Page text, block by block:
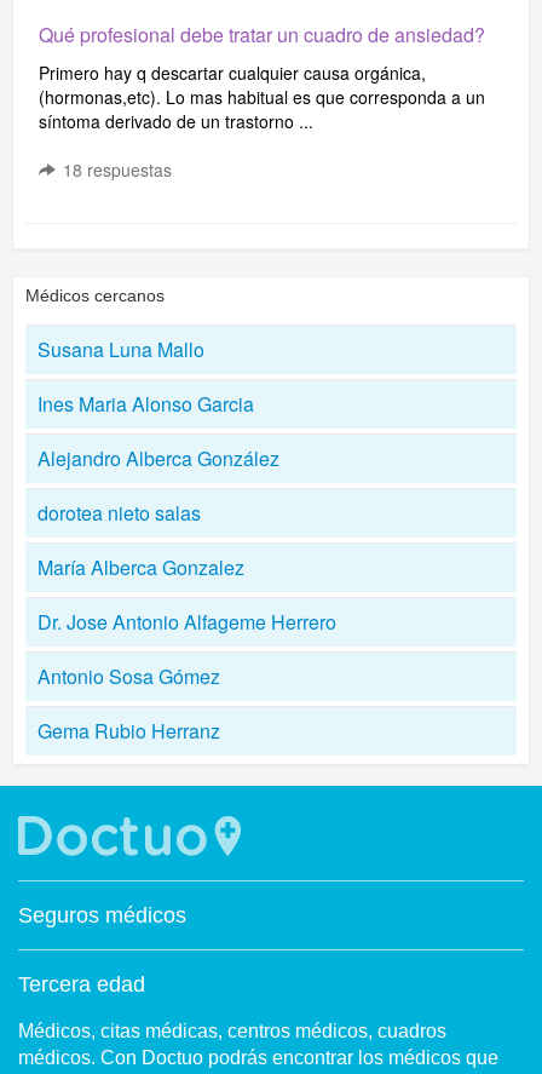
Qué profesional debe tratar un cuadro de ansiedad?
Primero hay q descartar cualquier causa orgánica,
(hormonas,etc). Lo mas habitual es que corresponda a un
síntoma derivado de un trastorno ...
18 respuestas
Médicos cercanos
Susana Luna Mallo
Ines Maria Alonso Garcia
Alejandro Alberca González
dorotea nieto salas
María Alberca Gonzalez
Dr. Jose Antonio Alfageme Herrero
Antonio Sosa Gómez
Gema Rubio Herranz
Seguros médicos
Tercera edad
Médicos, citas médicas, centros médicos, cuadros
médicos. Con Doctuo podrás encontrar los médicos que